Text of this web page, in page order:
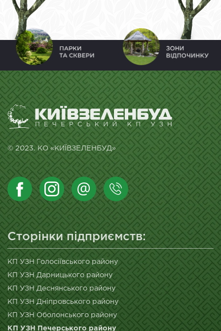
© 2023. КО «КИЇВЗЕЛЕНБУД»
Сторінки підприємств:
КП УЗН Голосіївського району
КП УЗН Дарницького району
КП УЗН Деснянського району
КП УЗН Дніпровського району
КП УЗН Оболонського району
КП УЗН Печерського району